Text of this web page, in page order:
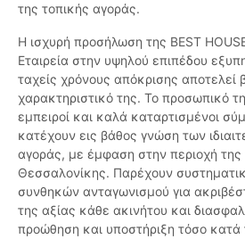
της τοπικής αγοράς.
Η ισχυρή προσήλωση της BEST
Εταιρεία στην υψηλού επιπέδου
ταχείς χρόνους απόκρισης αποτελεί
χαρακτηριστικό της. Το προσωπικό
εμπειροί και καλά καταρτισμένοι
κατέχουν εις βάθος γνώση των
αγοράς, με έμφαση στην περιοχή της
Θεσσαλονίκης. Παρέχουν
συνθηκών ανταγωνισμού για
της αξίας κάθε ακινήτου και
προώθηση και υποστήριξη τόσο κατά